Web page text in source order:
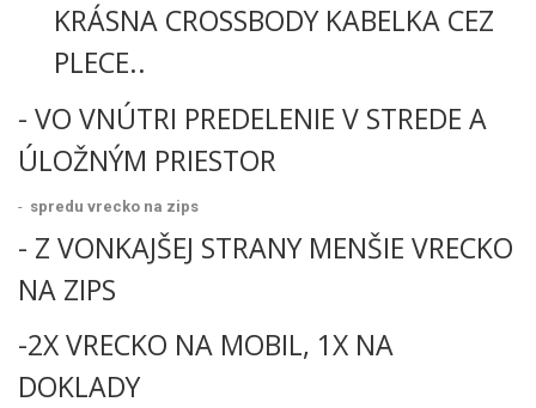
KRÁSNA CROSSBODY KABELKA CEZ
PLECE..
- VO VNÚTRI PREDELENIE V STREDE A
ÚLOŽNÝM PRIESTOR
- spredu vrecko na zips
- Z VONKAJŠEJ STRANY MENŠIE VRECKO
NA ZIPS
-2X VRECKO NA MOBIL, 1X NA
DOKLADY